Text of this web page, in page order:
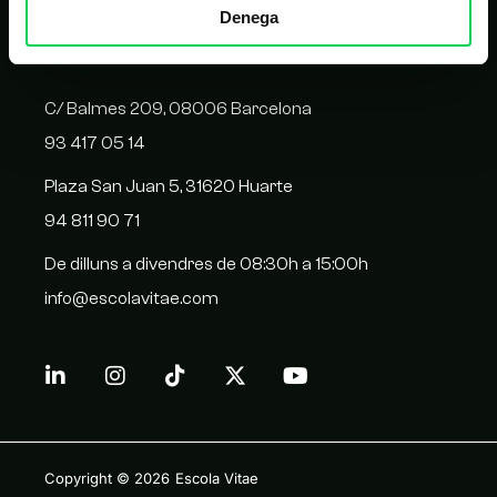
Denega
CONTACTE
C/ Balmes 209, 08006 Barcelona
93 417 05 14
Plaza San Juan 5, 31620 Huarte
94 811 90 71
De dilluns a divendres de 08:30h a 15:00h
info@escolavitae.com
Copyright © 2026 Escola Vitae